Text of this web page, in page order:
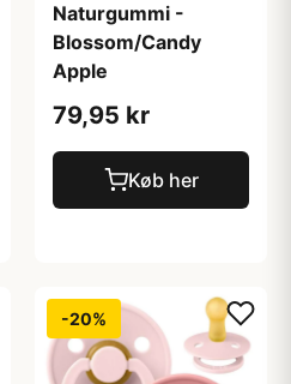
Naturgummi -
Blossom/Candy
Apple
79,95 kr
Køb her
-20%